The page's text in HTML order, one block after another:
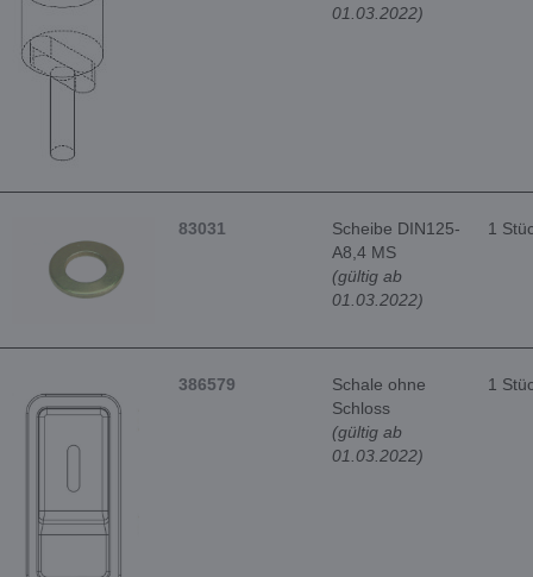
01.03.2022)
83031
Scheibe DIN125-
A8,4 MS
(gültig ab
01.03.2022)
1
386579
Schale ohne
Schloss
(gültig ab
01.03.2022)
1